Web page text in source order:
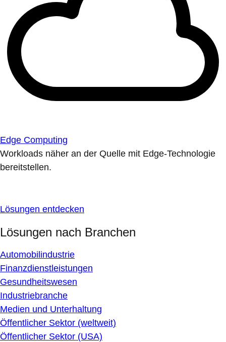
Edge Computing
Workloads näher an der Quelle mit Edge-Technologie
bereitstellen.
Lösungen entdecken
Lösungen nach Branchen
Automobilindustrie
Finanzdienstleistungen
Gesundheitswesen
Industriebranche
Medien und Unterhaltung
Öffentlicher Sektor (weltweit)
Öffentlicher Sektor (USA)